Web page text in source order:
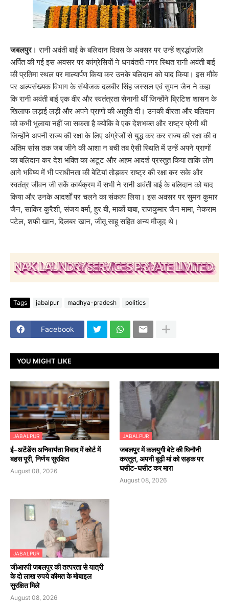
जबलपुर। रानी अवंती बाई के बलिदान दिवस के अवसर पर उन्हें श्रद्धांजलि
अर्पित की गई इस अवसर पर कांग्रेसियों ने धनवंतरी नगर स्थित रानी अवंती बाई
की प्रतिमा स्थल पर माल्यार्पण किया कर उनके बलिदान को याद किया। इस मौके
पर अल्पसंख्यक विभाग के संयोजक दलबीर सिंह जस्सल एवं सुमन जैन ने कहा
कि रानी अवंती बाई एक वीर और स्वतंत्रता सेनानी थीं जिन्होंने ब्रिटिश शासन के
खिलाफ लड़ाई लड़ी और अपने प्राणों की आहुति दी। उनकी वीरता और बलिदान
को कभी भुलाया नहीं जा सकता है क्योंकि वे एक देशभक्त और राष्ट्र प्रेमी थी
जिन्होंने अपनी राज्य की रक्षा के लिए अंग्रेजों से युद्ध कर कर राज्य की रक्षा की व
अंतिम सांस तक जब जीने की आशा न बची तब ऐसी स्थिति में उन्हें अपने प्राणों
का बलिदान कर देश भक्ति का अटूट और अहम आदर्श प्रस्तुत किया ताकि लोग
आगे भविष्य में भी पराधीनता की बेटियां तोड़कर राष्ट्र की रक्षा कर सके और
स्वतंत्र जीवन जी सकें कार्यक्रम में सभी ने रानी अवंती बाई के बलिदान को याद
किया और उनके आदर्शों पर चलने का संकल्प लिया। इस अवसर पर सुमन कुमार
जैन, साकिर कुरैशी, संजय वर्मा, हुर बी, मार्को बाबा, राजकुमार जैन मामा, नेकराम
पटेल, शफी खान, दिलबर खान, जीतू साहू सहित अन्य मौजूद थे।
Tags jabalpur madhya-pradesh politics
Facebook
YOU MIGHT LIKE
JABALPUR
​ई-अटेंडेंस अनिवार्यता विवाद में कोर्ट में
बहस पूरी, निर्णय सुरक्षित
August 08, 2026
JABALPUR
जबलपुर में कलयुगी बेटे की घिनौनी
करतूत, अपनी बूढ़ी मां को सड़क पर
घसीट-घसीट कर मारा
August 08, 2026
JABALPUR
जीआरपी जबलपुर की तत्परता से यात्री
के दो लाख रुपये कीमत के मोबाइल
सुरक्षित मिले
August 08, 2026